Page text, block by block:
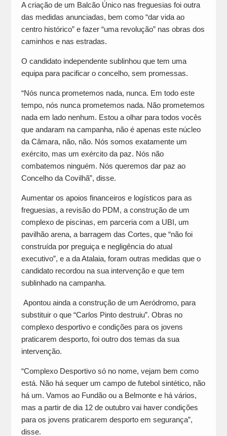
A criação de um Balcão Único nas freguesias foi outra
das medidas anunciadas, bem como “dar vida ao
centro histórico” e fazer “uma revolução” nas obras dos
caminhos e nas estradas.
O candidato independente sublinhou que tem uma
equipa para pacificar o concelho, sem promessas.
“Nós nunca prometemos nada, nunca. Em todo este
tempo, nós nunca prometemos nada. Não prometemos
nada em lado nenhum. Estou a olhar para todos vocês
que andaram na campanha, não é apenas este núcleo
da Câmara, não, não. Nós somos exatamente um
exército, mas um exército da paz. Nós não
combatemos ninguém. Nós queremos dar paz ao
Concelho da Covilhã”, disse.
Aumentar os apoios financeiros e logísticos para as
freguesias, a revisão do PDM, a construção de um
complexo de piscinas, em parceria com a UBI, um
pavilhão arena, a barragem das Cortes, que “não foi
construída por preguiça e negligência do atual
executivo”, e a da Atalaia, foram outras medidas que o
candidato recordou na sua intervenção e que tem
sublinhado na campanha.
Apontou ainda a construção de um Aeródromo, para
substituir o que “Carlos Pinto destruiu”. Obras no
complexo desportivo e condições para os jovens
praticarem desporto, foi outro dos temas da sua
intervenção.
“Complexo Desportivo só no nome, vejam bem como
está. Não há sequer um campo de futebol sintético, não
há um. Vamos ao Fundão ou a Belmonte e há vários,
mas a partir de dia 12 de outubro vai haver condições
para os jovens praticarem desporto em segurança”,
disse.